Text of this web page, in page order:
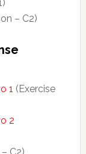
– C2)
1 (Exercise
2